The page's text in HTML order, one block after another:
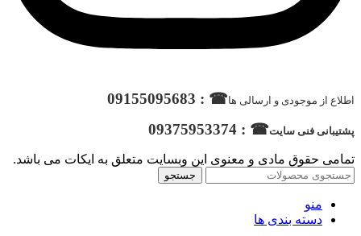
اطلاع از موجودی و ارسالی ها☎ : 09155095683
پشتیبانی فنی سایت☎ : 09375953374
تمامی حقوق مادی و معنوی این وبسایت متعلق به ایکات می باشد.
جستجو
منو
دسته بندی ها